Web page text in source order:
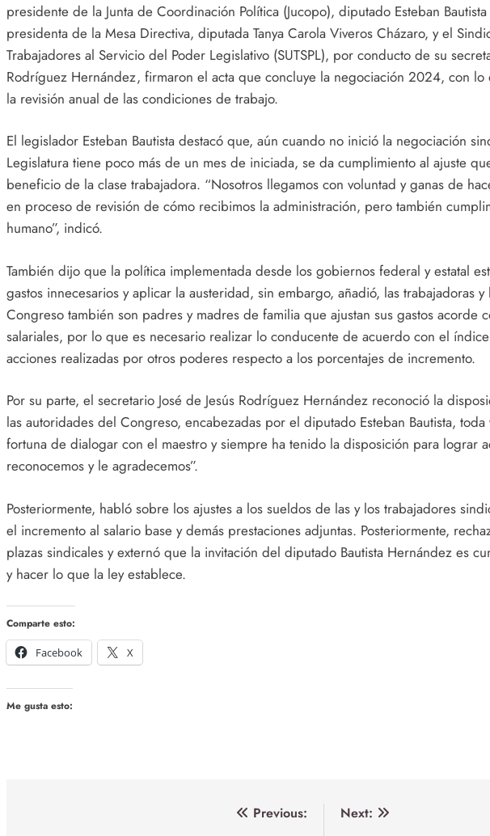
presidente de la Junta de Coordinación Política (Jucopo), diputado Esteban
presidenta de la Mesa Directiva, diputada Tanya Carola Viveros Cházaro, y el
Trabajadores al Servicio del Poder Legislativo (SUTSPL), por conducto de su
Rodríguez Hernández, firmaron el acta que concluye la negociación 2024, con
la revisión anual de las condiciones de trabajo.
El legislador Esteban Bautista destacó que, aún cuando no inició la negociación
Legislatura tiene poco más de un mes de iniciada, se da cumplimiento al ajuste
beneficio de la clase trabajadora. “Nosotros llegamos con voluntad y ganas de
en proceso de revisión de cómo recibimos la administración, pero también
humano”, indicó.
También dijo que la política implementada desde los gobiernos federal y estatal
gastos innecesarios y aplicar la austeridad, sin embargo, añadió, las trabajadoras
Congreso también son padres y madres de familia que ajustan sus gastos acorde
salariales, por lo que es necesario realizar lo conducente de acuerdo con el
acciones realizadas por otros poderes respecto a los porcentajes de incremento.
Por su parte, el secretario José de Jesús Rodríguez Hernández reconoció la
las autoridades del Congreso, encabezadas por el diputado Esteban Bautista,
fortuna de dialogar con el maestro y siempre ha tenido la disposición para lograr
reconocemos y le agradecemos”.
Posteriormente, habló sobre los ajustes a los sueldos de las y los trabajadores
el incremento al salario base y demás prestaciones adjuntas. Posteriormente,
plazas sindicales y externó que la invitación del diputado Bautista Hernández es
y hacer lo que la ley establece.
Comparte esto:
Facebook
X
Me gusta esto:
Previous:
Next: